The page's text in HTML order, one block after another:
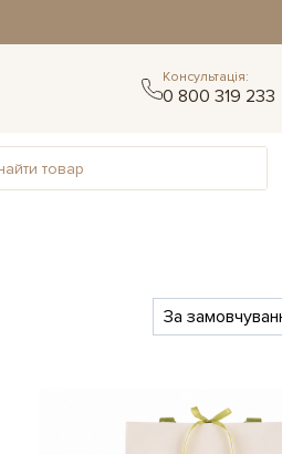
Консультація:
0 800 319 233